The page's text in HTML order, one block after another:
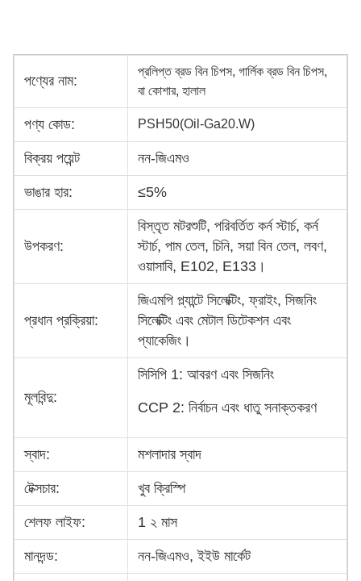
পণ্যের নাম:
প্রলিপ্ত ব্রড বিন চিপস, গার্লিক ব্রড বিন চিপস,
বা কোশার, হালাল
পণ্য কোড: PSH50(Oil-Ga20.W)
বিক্রয় পয়েন্ট নন-জিএমও
ভাঙার হার: ≤5%
উপকরণ:
বিস্তৃত মটরশুটি, পরিবর্তিত কর্ন স্টার্চ, কর্ন
স্টার্চ, পাম তেল, চিনি, সয়া বিন তেল, লবণ,
ওয়াসাবি, E102, E133।
প্রধান প্রক্রিয়া:
জিএমপি প্ল্যান্টে সিলেক্টিং, ফ্রাইং, সিজনিং
সিলেক্টিং এবং মেটাল ডিটেকশন এবং
প্যাকেজিং।
মূলবিন্দু:
সিসিপি 1: আবরণ এবং সিজনিং
CCP 2: নির্বাচন এবং ধাতু সনাক্তকরণ
স্বাদ: মশলাদার স্বাদ
টেক্সচার: খুব ক্রিস্পি
শেলফ লাইফ: 1 ২ মাস
মানদন্ড: নন-জিএমও, ইইউ মার্কেট